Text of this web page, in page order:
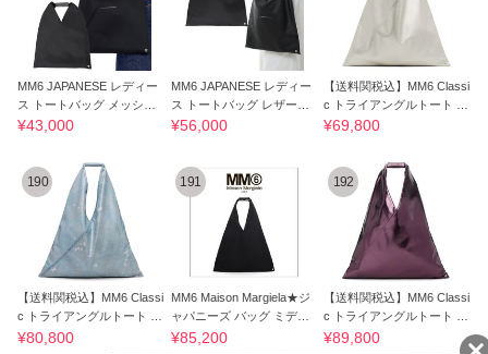
MM6 JAPANESE レディー
ス トートバッグ メッシュ
ブラック 26SS
¥43,000
MM6 JAPANESE レディー
ス トートバッグ レザー風
ブラック 26SS
¥56,000
【送料関税込】MM6 Classi
c トライアングルトート シ
ルバー
¥69,800
190
【送料関税込】MM6 Classi
c トライアングルトート デ
ニム柄
¥80,800
191
MM6 Maison Margiela★ジ
ャパニーズ バッグ ミディ
アム
¥85,200
192
【送料関税込】MM6 Classi
c トライアングルトート パ
ープル
¥89,800